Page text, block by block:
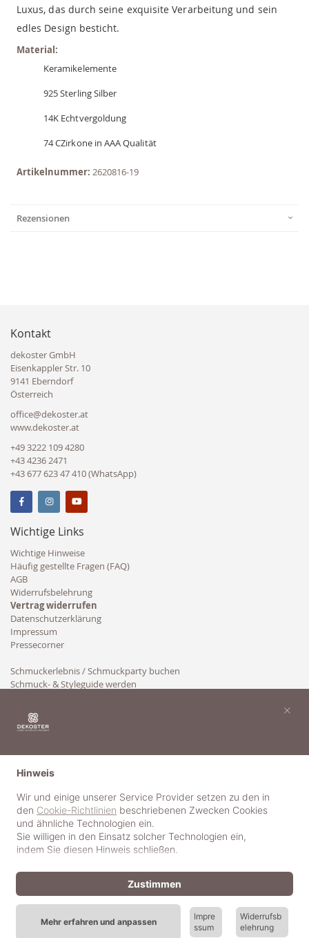
Luxus, das durch seine exquisite Verarbeitung und sein
edles Design besticht.
Material:
Keramikelemente
925 Sterling Silber
14K Echtvergoldung
74 CZirkone in AAA Qualität
Artikelnummer: 2620816-19
Rezensionen
Kontakt
dekoster GmbH
Eisenkappler Str. 10
9141 Eberndorf
Österreich
office@dekoster.at
www.dekoster.at
+49 3222 109 4280
+43 4236 2471
+43 677 623 47 410 (WhatsApp)
Wichtige Links
Wichtige Hinweise
Häufig gestellte Fragen (FAQ)
AGB
Widerrufsbelehrung
Vertrag widerrufen
Datenschutzerklärung
Impressum
Pressecorner
Schmuckerlebnis / Schmuckparty buchen
Schmuck- & Styleguide werden
© 2018-2025 dekoster GmbH
Hinweis
Wir und einige unserer Service Provider setzen zu den in
den Cookie-Richtlinien beschriebenen Zwecken Cookies
und ähnliche Technologien ein.
Sie willigen in den Einsatz solcher Technologien ein,
indem Sie diesen Hinweis schließen.
Mehr erfahren und anpassen
Impre
ssum
Widerrufsb
elehrung
Zustimmen
×